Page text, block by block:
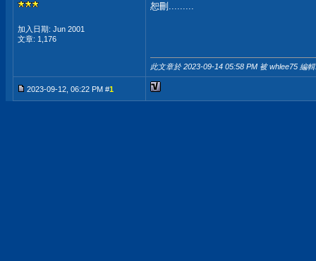
加入日期: Jun 2001
文章: 1,176
恕刪.........
此文章於 2023-09-14 05:58 PM 被 whlee75 編
2023-09-12, 06:22 PM #1